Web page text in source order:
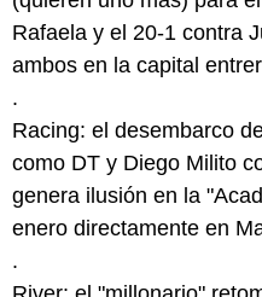
Rafaela y el 20-1 contra
ambos en la capital
.
Racing: el desembarco
como DT y Diego Milito
genera ilusión en la
enero directamente en
.